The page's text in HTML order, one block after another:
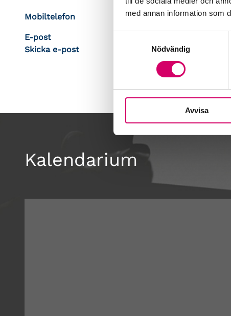
med annan information som
Nödvändig
Avvisa
Mobiltelefon
E-post
Skicka e-post
Kalendarium